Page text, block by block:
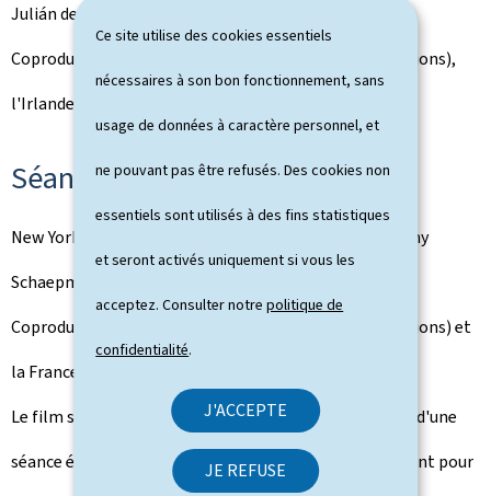
Ce site utilise des cookies essentiels
nécessaires à son bon fonctionnement, sans
usage de données à caractère personnel, et
ne pouvant pas être refusés. Des cookies non
essentiels sont utilisés à des fins statistiques
et seront activés uniquement si vous les
acceptez. Consulter notrepolitique de
confidentialité.
J'ACCEPTE
JE REFUSE
Julián de Louise Bagnall
Coproduction entre le Luxembourg (Melusine Productions),
l'Irlande, le Canada et le Danemark
Séances événement
New York, Miriam et moi de Léahn Vivier-Chapas & Rémy
Schaepman
Coproduction entre le Luxembourg (Melusine Productions) et
la France
Le film sera présenté en avant-première dans le cadre d'une
séance événement au Pathé, le film concourt également pour